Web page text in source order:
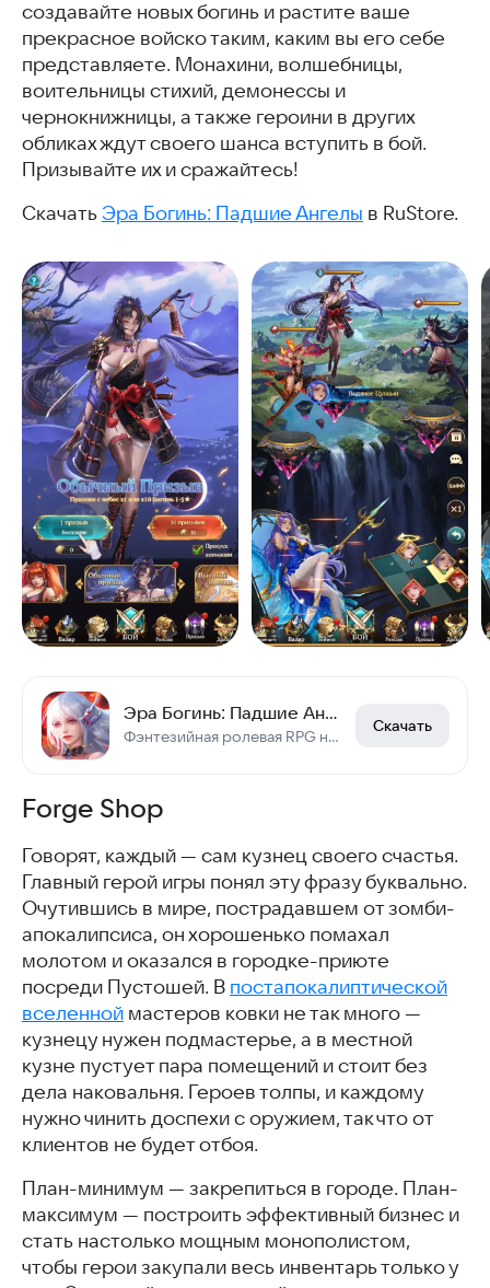
создавайте новых богинь и растите ваше
прекрасное войско таким, каким вы его себе
представляете. Монахини, волшебницы,
воительницы стихий, демонессы и
чернокнижницы, а также героини в других
обликах ждут своего шанса вступить в бой.
Призывайте их и сражайтесь!
Скачать Эра Богинь: Падшие Ангелы в RuStore.
Эра Богинь: Падшие Ангелы
Фэнтезийная ролевая RPG на тему Богинь и их сражений
Скачать
Forge Shop
Говорят, каждый — сам кузнец своего счастья.
Главный герой игры понял эту фразу буквально.
Очутившись в мире, пострадавшем от зомби-
апокалипсиса, он хорошенько помахал
молотом и оказался в городке-приюте
посреди Пустошей. В постапокалиптической
вселенной мастеров ковки не так много —
кузнецу нужен подмастерье, а в местной
кузне пустует пара помещений и стоит без
дела наковальня. Героев толпы, и каждому
нужно чинить доспехи с оружием, так что от
клиентов не будет отбоя.
План-минимум — закрепиться в городе. План-
максимум — построить эффективный бизнес и
стать настолько мощным монополистом,
чтобы герои закупали весь инвентарь только у